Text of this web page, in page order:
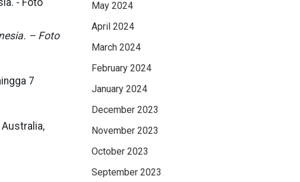
– Foto
7
May 2024
April 2024
March 2024
February 2024
January 2024
December 2023
November 2023
October 2023
September 2023